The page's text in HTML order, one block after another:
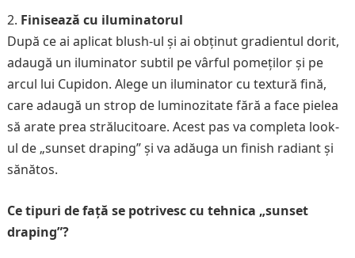
Finisează cu iluminatorul
După ce ai aplicat blush-ul și ai obținut gradientul dorit,
adaugă un iluminator subtil pe vârful pomeților și pe
arcul lui Cupidon. Alege un iluminator cu textură fină,
care adaugă un strop de luminozitate fără a face pielea
să arate prea strălucitoare. Acest pas va completa look-
ul de „sunset draping” și va adăuga un finish radiant și
sănătos.
Ce tipuri de față se potrivesc cu tehnica „sunset
draping”?